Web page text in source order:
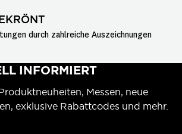
durch zahlreiche Auszeichnungen
INFORMIERT
Messen, neue
exklusive Rabattcodes und mehr.